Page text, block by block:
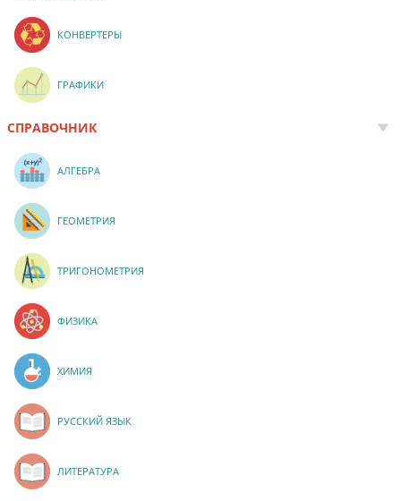
КОНВЕРТЕРЫ
ГРАФИКИ
СПРАВОЧНИК
АЛГЕБРА
ГЕОМЕТРИЯ
ТРИГОНОМЕТРИЯ
ФИЗИКА
ХИМИЯ
РУССКИЙ ЯЗЫК
ЛИТЕРАТУРА